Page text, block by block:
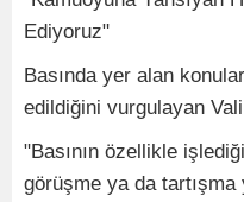
Ediyoruz"
Basında yer alan
edildiğini vurgulayan
"Basının özellikle
görüşme ya da tartışma